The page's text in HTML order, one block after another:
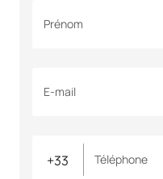
Prénom
E-mail
Téléphone